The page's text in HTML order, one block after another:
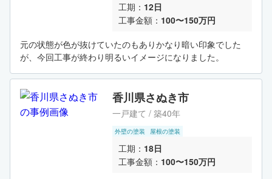
工期： 12日
工事金額： 100〜150万円
元の状態が色が抜けていたのもありかなり暗い印象でした
が、今回工事が終わり明るいイメージになりました。
香川県さぬき市
一戸建て / 築40年
外壁の塗装 屋根の塗装
工期： 18日
工事金額： 100〜150万円